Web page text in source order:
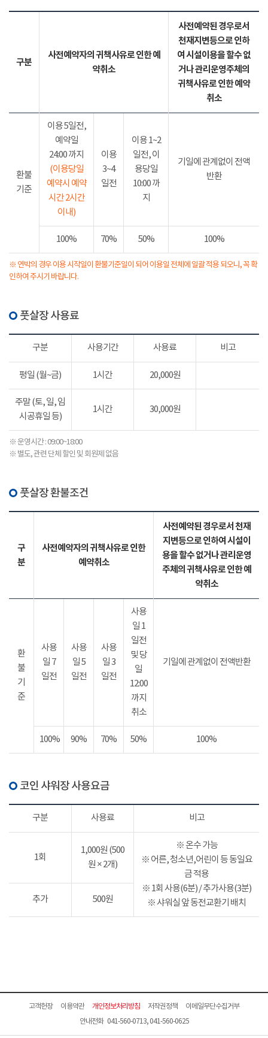
구분
사전예약자의 귀책사유로 인한 예
약취소
사전예약된 경우로서
천재지변등으로 인하
여 시설이용을 할수 없
거나 관리운영주체의
귀책사유로 인한 예약
취소
환불
기준
이용 5일전,
예약일
24:00 까지
(이용당일
예약시 예약
시간 2시간
이내)
이용
3~4
일전
이용 1~2
일전, 이
용당일
10:00 까
지
기일에 관계없이 전액
반환
100% 70% 50% 100%
※ 연박의 경우 이용 시작일이 환불기준일이 되어 이용일 전체에 일괄 적용 되오니, 꼭 확
인하여 주시기 바랍니다.
풋살장 사용료
구분 사용기간 사용료 비고
평일 (월~금) 1시간 20,000원
주말 (토, 일, 임
시공휴일 등)
1시간 30,000원
※ 운영시간 : 09:00~18:00
※ 별도, 관련 단체 할인 및 회원제 없음
풋살장 환불조건
구
분
사전예약자의 귀책사유로 인한
예약취소
사전예약된 경우로서 천재
지변등으로 인하여 시설이
용을 할수 없거나 관리운영
주체의 귀책사유로 인한 예
약취소
환
불
기
준
사용
일 7
일전
사용
일 5
일전
사용
일 3
일전
사용
일 1
일전
및 당
일
12:00
까지
취소
기일에 관계없이 전액반환
100% 90% 70% 50% 100%
코인 샤워장 사용요금
구분 사용료 비고
1회
1,000원 (500
원 × 2개)
※ 온수 가능
※ 어른, 청소년,어린이 등 동일요
금 적용
※ 1회 사용(6분) / 추가사용(3분)
※ 샤워실 앞 동전교환기 배치
추가 500원
고객헌장 이용약관 개인정보처리방침 저작권정책
이메일무단수집거부
안내전화 041-560-0713, 041-560-0625